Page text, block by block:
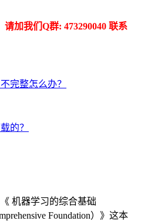
加我们Q群: 473290040 联系
完整怎么办？
的？
机器学习的综合基础
Foundation）》这本